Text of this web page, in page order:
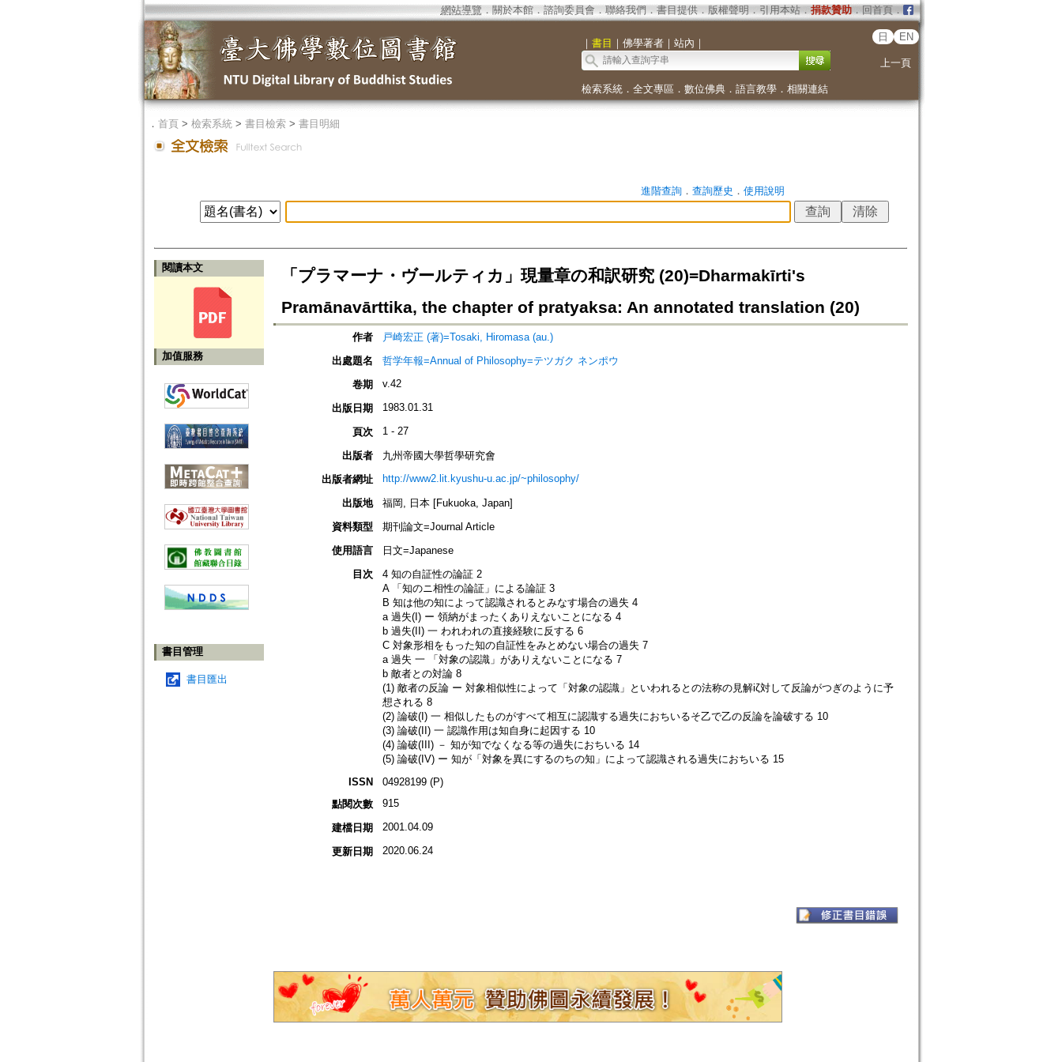
網站導覽 ． 關於本館． 諮詢委員會． 聯絡我們 ． 書目提供． 版權聲明 ． 引用本站． 捐款贊助．回首頁．
｜ 書目 ｜ 佛學著者｜ 站內 ｜
日 EN
上一頁
檢索系統． 全文專區 ． 數位佛典． 語言教學． 相關連結
． 首頁> 檢索系統> 書目檢索> 書目明細
進階查詢． 查詢歷史 ． 使用說明
閱讀本文
加值服務
書目管理
書目匯出
「プラマーナ・ヴールティカ」現量章の和訳研究 (20)=Dharmakīrti's
Pramānavārttika, the chapter of pratyaksa: An annotated translation (20)
作者
戸崎宏正 (著)=Tosaki, Hiromasa (au.)
出處題名
哲学年報=Annual of Philosophy=テツガク ネンポウ
卷期
v.42
出版日期 1983.01.31
頁次 1 - 27
出版者
九州帝國大學哲學研究會
出版者網址
http://www2.lit.kyushu-u.ac.jp/~philosophy/
出版地
福岡, 日本 [Fukuoka, Japan]
資料類型
期刊論文=Journal Article
使用語言
日文=Japanese
目次
4 知の自証性の論証 2
A 「知のニ相性の論証」による論証 3
B 知は他の知によって認識されるとみなす場合の過失 4
a 過失(I) ー 領納がまったくありえないことになる 4
b 過失(II) 一 われわれの直接経験に反する 6
C 対象形相をもった知の自証性をみとめない場合の過失 7
a 過失 一 「対象の認識」がありえないことになる 7
b 敵者との対論 8
(1) 敵者の反論 ー 対象相似性によって「対象の認識」といわれるとの法称の見解iζ対して反論がつぎのように予
想される 8
(2) 論破(I) 一 相似したものがすべて相互に認識する過失におちいるそ乙で乙の反論を論破する 10
(3) 論破(II) 一 認識作用は知自身に起因する 10
(4) 論破(III) － 知が知でなくなる等の過失におちいる 14
(5) 論破(IV) ー 知が「対象を異にするのちの知」によって認識される過失におちいる 15
ISSN
04928199 (P)
點閱次數
915
建檔日期 2001.04.09
更新日期 2020.06.24